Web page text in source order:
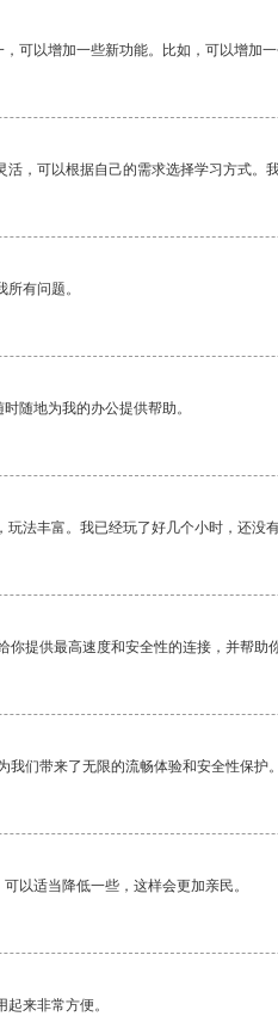
可以增加一些新功能。比如，可以增加
，可以根据自己的需求选择学习方式。
有问题。
随地为我的办公提供帮助。
法丰富。我已经玩了好几个小时，还没有
你提供最高速度和安全性的连接，并帮助
我们带来了无限的流畅体验和安全性保护。
以适当降低一些，这样会更加亲民。
来非常方便。